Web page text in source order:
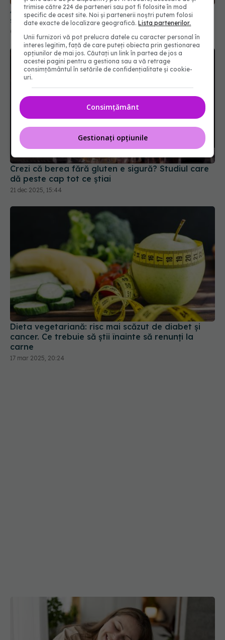
03 mai 2025, 15:00
Crezi că berea fără gluten e sigură? Studiul care
dă peste cap tot ce știai
21 dec 2025, 15:44
Dieta vegetariană: risc mai scăzut de diabet și
cancer. Ce trebuie să știi înainte să renunți la
carne
17 mar 2025, 20:24
trimise către 224 de parteneri sau pot fi folosite în mod
specific de acest site. Noi și partenerii noștri putem folosi
date exacte de localizare geografică.Lista partenerilor.
Unii furnizori vă pot prelucra datele cu caracter personal în
interes legitim, față de care puteți obiecta prin gestionarea
opțiunilor de mai jos. Căutați un link în partea de jos a
acestei pagini pentru a gestiona sau a vă retrage
consimțământul în setările de confidențialitate și cookie-
uri.
Consimțământ
Gestionați opțiunile